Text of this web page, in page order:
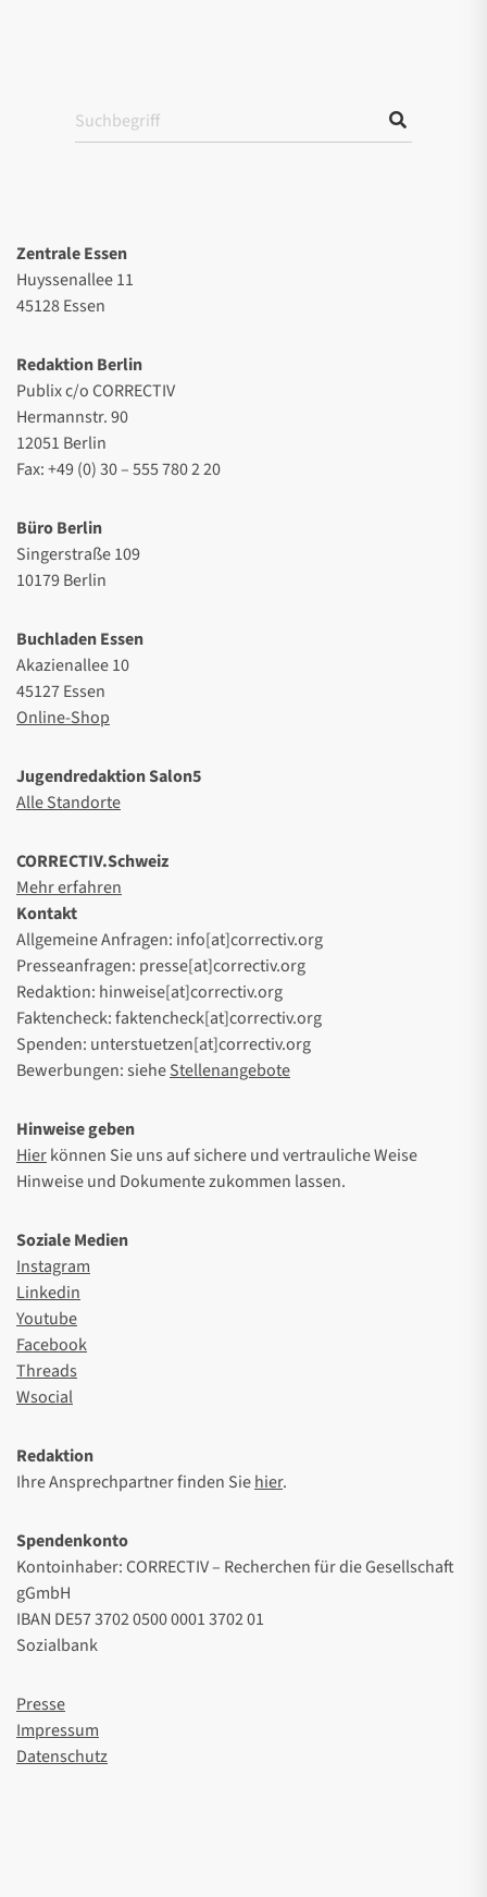
Zentrale Essen
Huyssenallee 11
45128 Essen
Redaktion Berlin
Publix c/o CORRECTIV
Hermannstr. 90
12051 Berlin
Fax: +49 (0) 30 – 555 780 2 20
Büro Berlin
Singerstraße 109
10179 Berlin
Buchladen Essen
Akazienallee 10
45127 Essen
Online-Shop
Jugendredaktion Salon5
Alle Standorte
CORRECTIV.Schweiz
Mehr erfahren
Kontakt
Allgemeine Anfragen: info[at]correctiv.org
Presseanfragen: presse[at]correctiv.org
Redaktion: hinweise[at]correctiv.org
Faktencheck: faktencheck[at]correctiv.org
Spenden: unterstuetzen[at]correctiv.org
Bewerbungen: sieheStellenangebote
Hinweise geben
Hierkönnen Sie uns auf sichere und vertrauliche Weise
Hinweise und Dokumente zukommen lassen.
Soziale Medien
Instagram
Linkedin
Youtube
Facebook
Threads
Wsocial
Redaktion
Ihre Ansprechpartner finden Siehier.
Spendenkonto
Kontoinhaber: CORRECTIV – Recherchen für die Gesellschaft
gGmbH
IBAN DE57 3702 0500 0001 3702 01
Sozialbank
Presse
Impressum
Datenschutz